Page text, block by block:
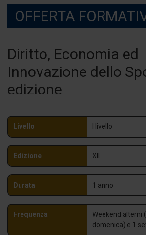
OFFERTA
Diritto, Economia ed
Innovazione dello
edizione
Livello I livello
Edizione XII
Durata 1 anno
Frequenza
Weekend alterni
domenica) e 1